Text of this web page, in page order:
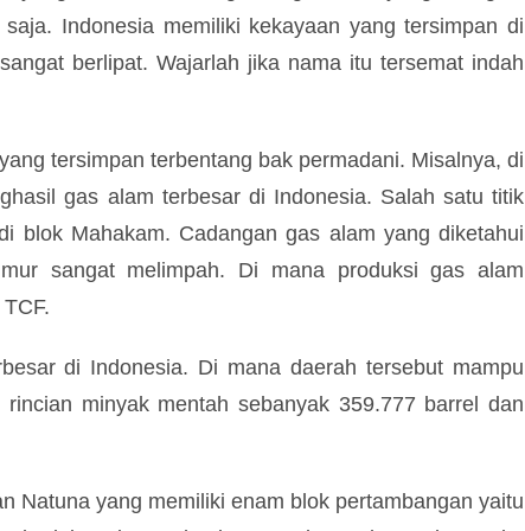
Indonesia memiliki kekayaan yang tersimpan di
berlipat. Wajarlah jika nama itu tersemat indah
tersimpan terbentang bak permadani. Misalnya, di
gas alam terbesar di Indonesia. Salah satu titik
blok Mahakam. Cadangan gas alam yang diketahui
sangat melimpah. Di mana produksi gas alam
di Indonesia. Di mana daerah tersebut mampu
minyak mentah sebanyak 359.777 barrel dan
Natuna yang memiliki enam blok pertambangan yaitu